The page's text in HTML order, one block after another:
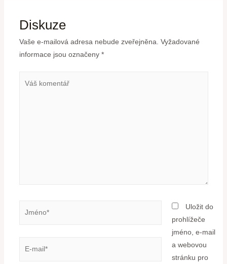
Diskuze
Vaše e-mailová adresa nebude zveřejněna. Vyžadované
informace jsou označeny *
Uložit do
prohlížeče
jméno, e-mail
a webovou
stránku pro